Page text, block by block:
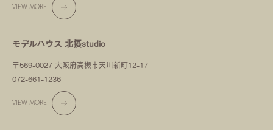
VIEW MORE
モデルハウス 北摂studio
〒569-0027 大阪府高槻市天川新町12-17
072-661-1236
VIEW MORE